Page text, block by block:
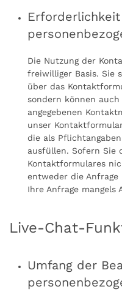
Die Nutzung der
freiwilliger Basis. Sie
über das
sondern können
angegebenen
unser
die als
ausfüllen. Sofern Sie
Kontaktformulares
entweder die
Ihre Anfrage mangels
Live-Chat-
Umfang der